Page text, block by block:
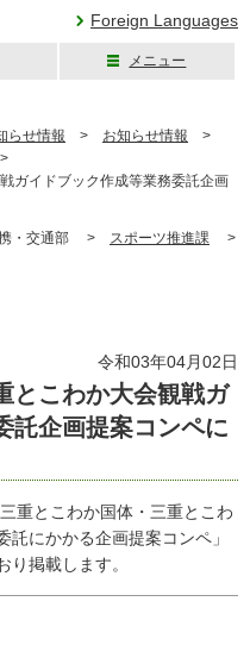
Foreign Languages
メニュー
らせ情報 > お知らせ情報 >
ガイドブック作成等業務委託企画
・交通部 > スポーツ推進課 >
令和03年04月02日
とこわか大会観戦ガ
託企画提案コンペに
重とこわか国体・三重とこわ
にかかる企画提案コンペ」
り掲載します。